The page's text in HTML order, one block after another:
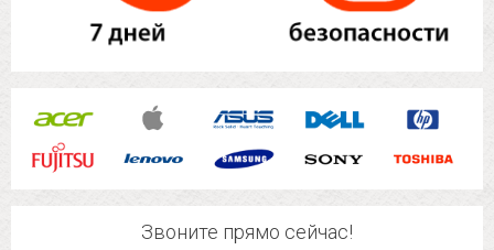
Звоните прямо сейчас!